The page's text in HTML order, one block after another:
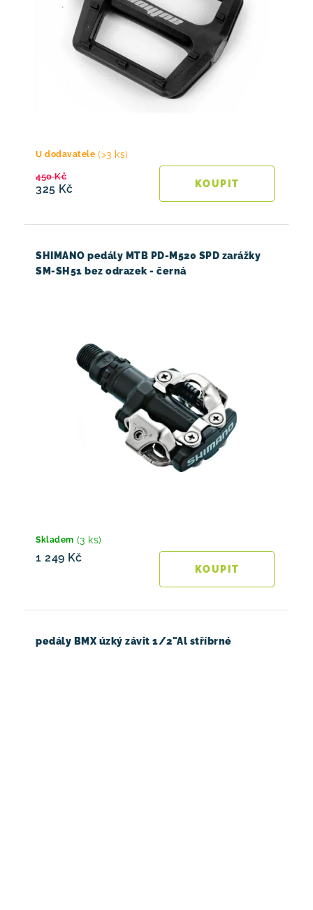
U dodavatele (>3 ks)
325 Kč
450 Kč
SHIMANO pedály MTB PD-M520 SPD zarážky
SM-SH51 bez odrazek - černá
Skladem (3 ks)
1 249 Kč
pedály BMX úzký závit 1/2"Al stříbrné